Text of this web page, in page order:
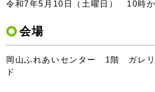
令和7年5月10日（土曜日） 10時
会場
岡山ふれあいセンター 1階 ガレリ
ド